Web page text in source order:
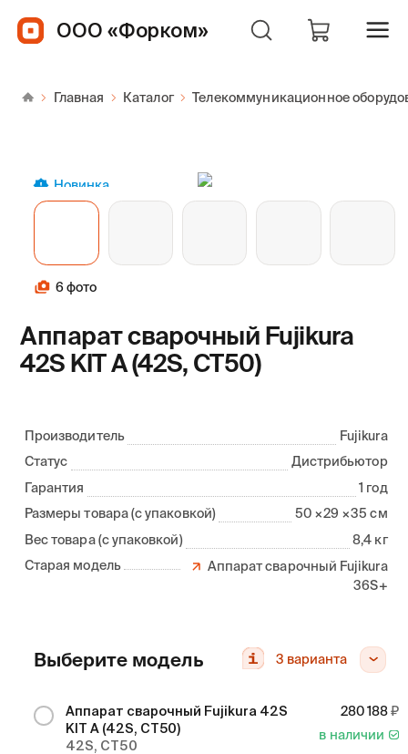
ООО «Форком»
Главная Каталог Телекоммуникационное
Новинка
6 фото
Аппарат сварочный Fujikura
42S KIT A (42S, CT50)
Производитель
Fujikura
Статус
Дистрибьютор
Гарантия
1 год
Размеры товара (с упаковкой)
50 ×29 ×35 см
Вес товара (с упаковкой)
8,4 кг
Старая модель
Аппарат сварочный Fujikura
36S+
Выберите модель 3 варианта
Аппарат сварочный Fujikura 42S
KIT A (42S, CT50)
42S, CT50
280 188
в наличии